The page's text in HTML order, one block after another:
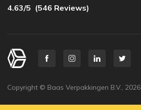
4.63/5 (546 Reviews)
Copyright © Baas Verpakkingen B.V., 2026